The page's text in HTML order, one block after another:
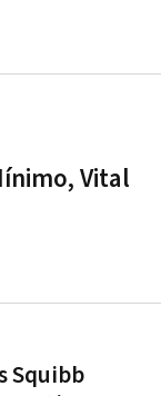
Vital
Squibb